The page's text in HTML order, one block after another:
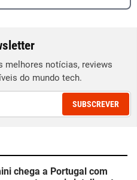
melhores notícias, reviews
do mundo tech.
SUBSCREVER
chega a Portugal com